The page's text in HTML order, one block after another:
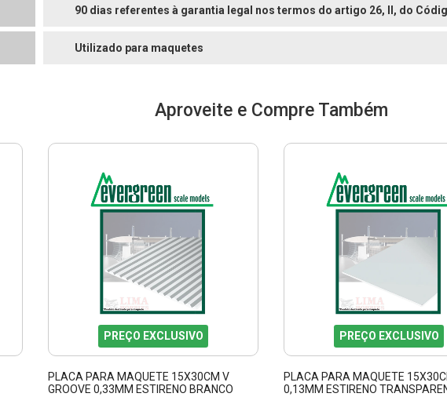
90 dias referentes à garantia legal nos termos do artigo 26, II, do
Utilizado para maquetes
Aproveite e Compre Também
PREÇO EXCLUSIVO
PLACA PARA MAQUETE 15X30CM V
GROOVE 0,33MM ESTIRENO BRANCO
PREÇO EXCLUSIVO
PLACA PARA MAQUETE
0,13MM ESTIRENO